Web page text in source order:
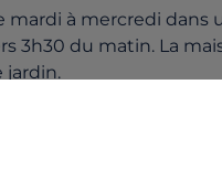
à mercredi dans
3h30 du matin. La
jardin.
vers 8h, ont pris
des grands brulés à